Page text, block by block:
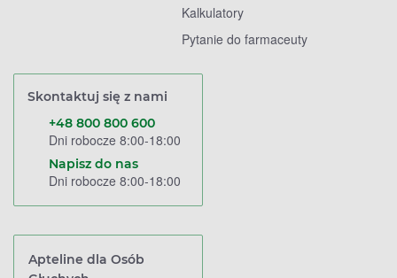
Kalkulatory
Pytanie do farmaceuty
Skontaktuj się z nami
+48 800 800 600
Dni robocze 8:00-18:00
Napisz do nas
Dni robocze 8:00-18:00
Apteline dla Osób